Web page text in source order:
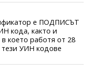
е ПОДПИСЪТ
кода, както и
което работя от 28
тези УИН кодове